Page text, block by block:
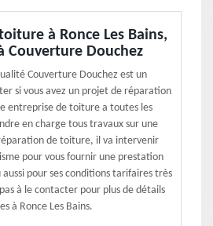
à Ronce Les Bains,
Couverture Douchez
Couverture Douchez est un
si vous avez un projet de réparation
entreprise de toiture a toutes les
en charge tous travaux sur une
de toiture, il va intervenir
pour vous fournir une prestation
pour ses conditions tarifaires très
à le contacter pour plus de détails
à Ronce Les Bains.